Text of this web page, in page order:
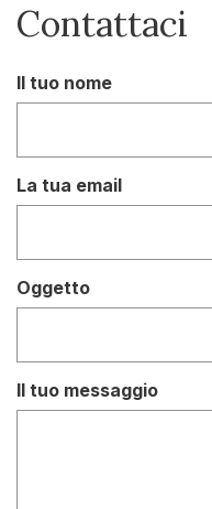
Contattaci
Il tuo nome
La tua email
Oggetto
Il tuo messaggio